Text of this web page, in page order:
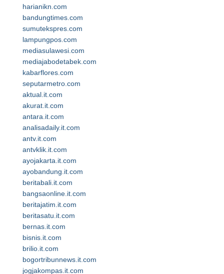
harianikn.com
bandungtimes.com
sumutekspres.com
lampungpos.com
mediasulawesi.com
mediajabodetabek.com
kabarflores.com
seputarmetro.com
aktual.it.com
akurat.it.com
antara.it.com
analisadaily.it.com
antv.it.com
antvklik.it.com
ayojakarta.it.com
ayobandung.it.com
beritabali.it.com
bangsaonline.it.com
beritajatim.it.com
beritasatu.it.com
bernas.it.com
bisnis.it.com
brilio.it.com
bogortribunnews.it.com
jogjakompas.it.com